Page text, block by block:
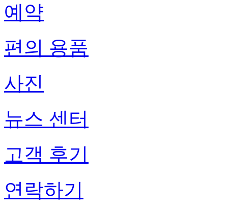
예약
편의 용품
사진
뉴스 센터
고객 후기
연락하기